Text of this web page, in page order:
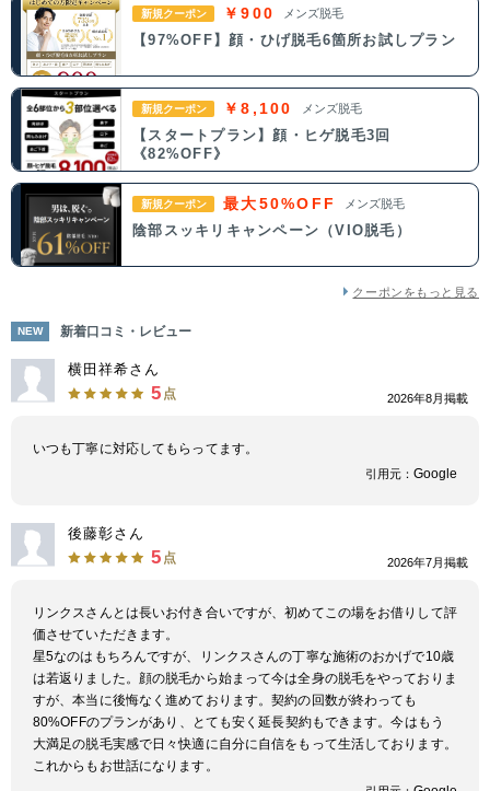
新規クーポン ￥900 メンズ脱毛
【97%OFF】顔・ひげ脱毛6箇所お試しプラン
新規クーポン ￥8,100 メンズ脱毛
【スタートプラン】顔・ヒゲ脱毛3回
《82%OFF》
新規クーポン 最大50%OFF メンズ脱毛
陰部スッキリキャンペーン（VIO脱毛）
クーポンをもっと見る
NEW 新着口コミ・レビュー
横田祥希さん
5 点 2026年8月掲載
いつも丁寧に対応してもらってます。
引用元： Google
後藤彰さん
5 点 2026年7月掲載
リンクスさんとは長いお付き合いですが、初めてこの場をお借りして評
価させていただきます。
星5なのはもちろんですが、リンクスさんの丁寧な施術のおかげで10歳
は若返りました。顔の脱毛から始まって今は全身の脱毛をやっておりま
すが、本当に後悔なく進めております。契約の回数が終わっても
80%OFFのプランがあり、とても安く延長契約もできます。今はもう
大満足の脱毛実感で日々快適に自分に自信をもって生活しております。
これからもお世話になります。